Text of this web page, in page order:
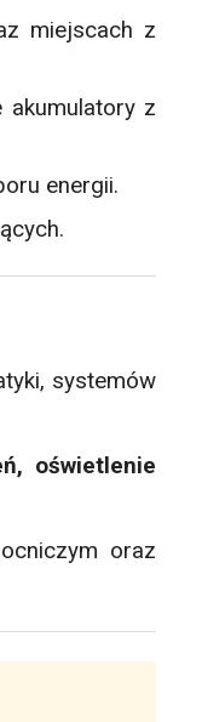
miejscach z
akumulatory z
energii.
systemów
oświetlenie
oraz